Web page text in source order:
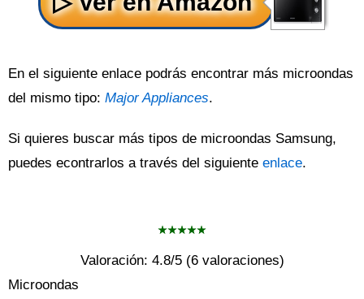
En el siguiente enlace podrás encontrar más microondas
del mismo tipo: Major Appliances.
Si quieres buscar más tipos de microondas Samsung,
puedes econtrarlos a través del siguiente enlace.
Valoración: 4.8/5 (6valoraciones)
Microondas